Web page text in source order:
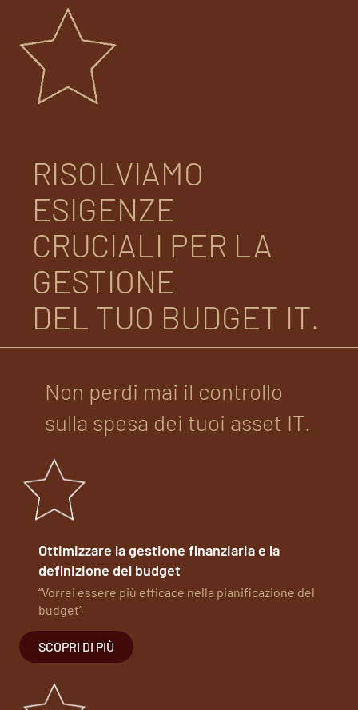
RISOLVIAMO
ESIGENZE
CRUCIALI PER LA
GESTIONE
DEL TUO BUDGET IT.
Non perdi mai il controllo
sulla spesa dei tuoi asset IT.
Ottimizzare la gestione finanziaria e la
definizione del budget
“Vorrei essere più efficace nella pianificazione del
budget”
SCOPRI DI PIÙ